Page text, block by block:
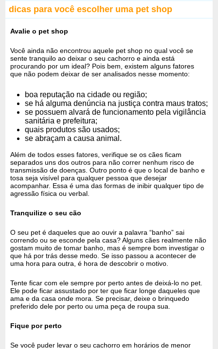
dicas para você escolher uma pet shop
Avalie o pet shop
Você ainda não encontrou aquele pet shop no qual você se
sente tranquilo ao deixar o seu cachorro e ainda está
procurando por um ideal? Pois bem, existem alguns fatores
que não podem deixar de ser analisados nesse momento:
boa reputação na cidade ou região;
se há alguma denúncia na justiça contra maus tratos;
se possuem alvará de funcionamento pela vigilância
sanitária e prefeitura;
quais produtos são usados;
se abraçam a causa animal.
Além de todos esses fatores, verifique se os cães ficam
separados uns dos outros para não correr nenhum risco de
transmissão de doenças. Outro ponto é que o local de banho e
tosa seja visível para qualquer pessoa que desejar
acompanhar. Essa é uma das formas de inibir qualquer tipo de
agressão física ou verbal.
Tranquilize o seu cão
O seu pet é daqueles que ao ouvir a palavra “banho” sai
correndo ou se esconde pela casa? Alguns cães realmente não
gostam muito de tomar banho, mas é sempre bom investigar o
que há por trás desse medo. Se isso passou a acontecer de
uma hora para outra, é hora de descobrir o motivo.
Tente ficar com ele sempre por perto antes de deixá-lo no pet.
Ele pode ficar assustado por ter que ficar longe daqueles que
ama e da casa onde mora. Se precisar, deixe o brinquedo
preferido dele por perto ou uma peça de roupa sua.
Fique por perto
Se você puder levar o seu cachorro em horários de menor